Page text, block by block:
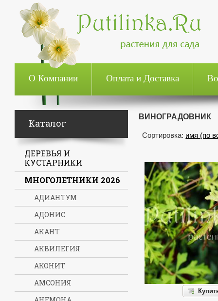
О Компании Оплата и Доставка
ВИНОГРАДОВНИК
Сортировка: имя (по
Каталог
ДЕРЕВЬЯ И
КУСТАРНИКИ
МНОГОЛЕТНИКИ 2026
АДИАНТУМ
АДОНИС
АКАНТ
АКВИЛЕГИЯ
АКОНИТ
АМСОНИЯ